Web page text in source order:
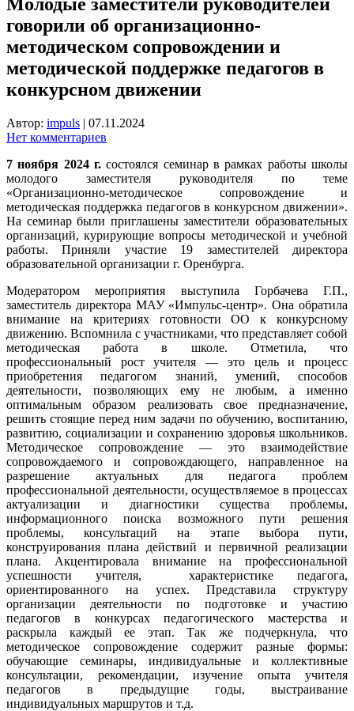
говорили об организационно-
методическом сопровождении и
методической поддержке педагогов в
конкурсном движении
Автор: impuls | 07.11.2024
Нет комментариев
7 ноября 2024 г. состоялся семинар в рамках работы школы
молодого заместителя руководителя по теме
«Организационно-методическое сопровождение и
методическая поддержка педагогов в конкурсном движении».
На семинар были приглашены заместители образовательных
организаций, курирующие вопросы методической и учебной
работы. Приняли участие 19 заместителей директора
образовательной организации г. Оренбурга.
Модератором мероприятия выступила Горбачева Г.П.,
заместитель директора МАУ «Импульс-центр». Она обратила
внимание на критериях готовности ОО к конкурсному
движению. Вспомнила с участниками, что представляет собой
методическая работа в школе. Отметила, что
профессиональный рост учителя — это цель и процесс
приобретения педагогом знаний, умений, способов
деятельности, позволяющих ему не любым, а именно
оптимальным образом реализовать свое предназначение,
решить стоящие перед ним задачи по обучению, воспитанию,
развитию, социализации и сохранению здоровья школьников.
Методическое сопровождение — это взаимодействие
сопровождаемого и сопровождающего, направленное на
разрешение актуальных для педагога проблем
профессиональной деятельности, осуществляемое в процессах
актуализации и диагностики существа проблемы,
информационного поиска возможного пути решения
проблемы, консультаций на этапе выбора пути,
конструирования плана действий и первичной реализации
плана. Акцентировала внимание на профессиональной
успешности учителя, характеристике педагога,
ориентированного на успех. Представила структуру
организации деятельности по подготовке и участию
педагогов в конкурсах педагогического мастерства и
раскрыла каждый ее этап. Так же подчеркнула, что
методическое сопровождение содержит разные формы:
обучающие семинары, индивидуальные и коллективные
консультации, рекомендации, изучение опыта учителя
педагогов в предыдущие годы, выстраивание
индивидуальных маршрутов и т.д.